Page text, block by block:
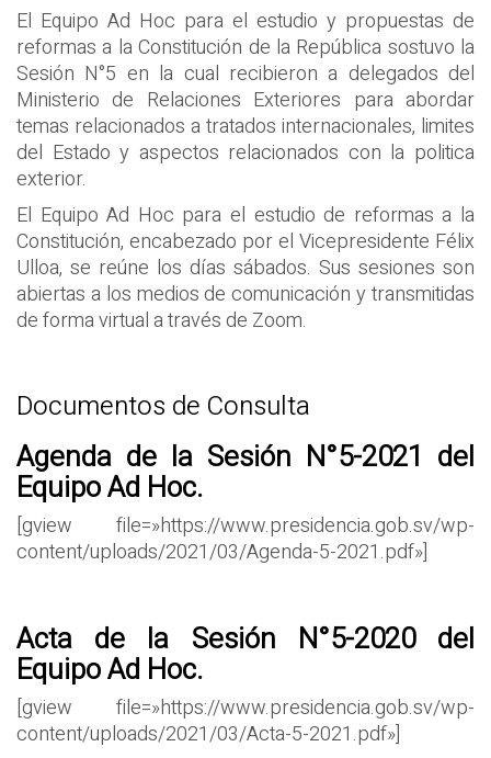
El Equipo Ad Hoc para el estudio y propuestas de
reformas a la Constitución de la República sostuvo la
Sesión N°5 en la cual recibieron a delegados del
Ministerio de Relaciones Exteriores para abordar
temas relacionados a tratados internacionales, limites
del Estado y aspectos relacionados con la politica
exterior.
El Equipo Ad Hoc para el estudio de reformas a la
Constitución, encabezado por el Vicepresidente Félix
Ulloa, se reúne los días sábados. Sus sesiones son
abiertas a los medios de comunicación y transmitidas
de forma virtual a través de Zoom.
Documentos de Consulta
Agenda de la Sesión N°5-2021 del
Equipo Ad Hoc.
[gview file=»https://www.presidencia.gob.sv/wp-
content/uploads/2021/03/Agenda-5-2021.pdf»]
Acta de la Sesión N°5-2020 del
Equipo Ad Hoc.
[gview file=»https://www.presidencia.gob.sv/wp-
content/uploads/2021/03/Acta-5-2021.pdf»]